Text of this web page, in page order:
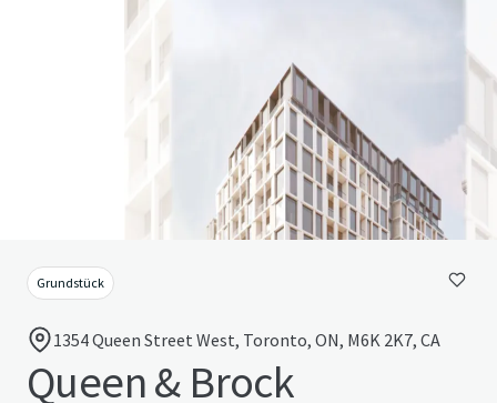
Grundstück
1354 Queen Street West, Toronto, ON, M6K 2K7, CA
Queen & Brock